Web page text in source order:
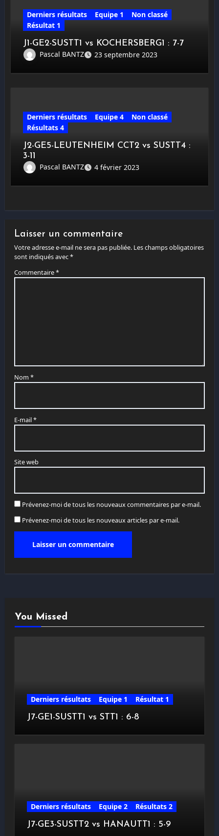
Derniers résultats Equipe 1
Non classé
Résultat 1
J1-GE2-SUSTT1 vs KOCHERSBERG1 : 7-7
Pascal BANTZ
23 septembre 2023
Derniers résultats Equipe 4
Non classé
Résultats 4
J2-GE5-LEUTENHEIM CCT2 vs SUSTT4 :
3-11
Pascal BANTZ
4 février 2023
Laisser un commentaire
Votre adresse e-mail ne sera pas publiée. Les champs obligatoires
sont indiqués avec*
Commentaire*
Nom *
E-mail*
Site web
Prévenez-moi de tous les nouveaux commentaires par e-mail.
Prévenez-moi de tous les nouveaux articles par e-mail.
You Missed
Derniers résultats Equipe 1
Résultat 1
J7-GE1-SUSTT1 vs STT1 : 6-8
Derniers résultats Equipe 2
Résultats 2
J7-GE3-SUSTT2 vs HANAUTT1 : 5-9